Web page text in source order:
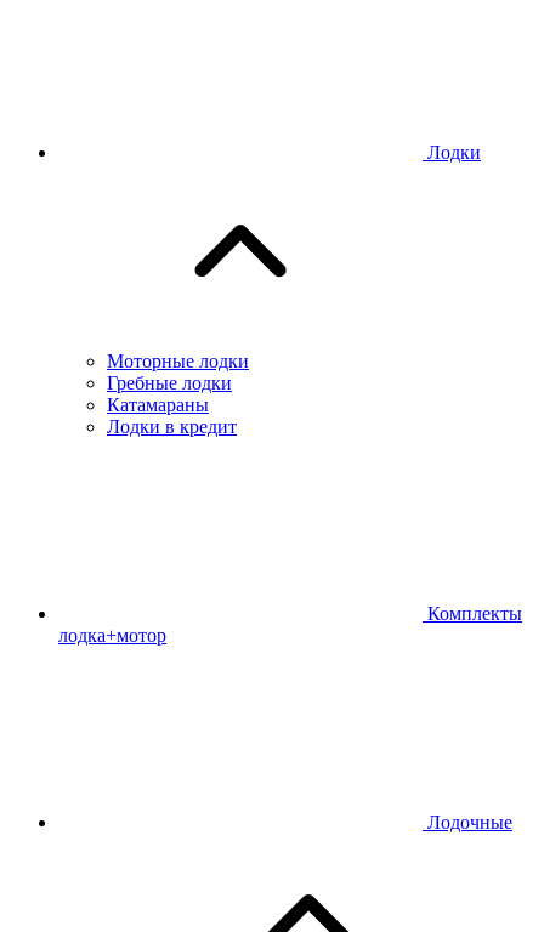
Лодки
Моторные лодки
Гребные лодки
Катамараны
Лодки в кредит
Комплекты
лодка+мотор
Лодочные